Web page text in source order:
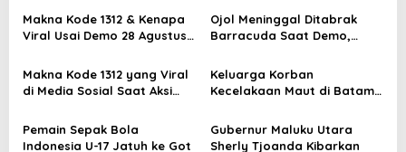
n
a
i
a
Makna Kode 1312 & Kenapa
Viral Usai Demo 28 Agustus
Ojol Meninggal Ditabrak
Barracuda Saat Demo,
Berduka
Makna Kode 1312 yang Viral
di Media Sosial Saat Aksi
Keluarga Korban
Kecelakaan Maut di Batam
Pemain Sepak Bola
Indonesia U-17 Jatuh ke Got
Gubernur Maluku Utara
Sherly Tjoanda Kibarkan